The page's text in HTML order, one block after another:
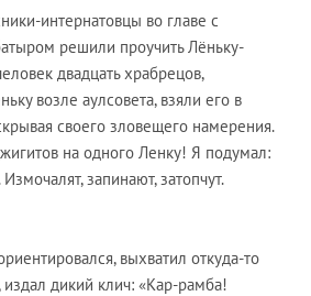
интернатовцы во главе с
решили проучить Лёньку-
двадцать храбрецов,
возле аулсовета, взяли его в
своего зловещего намерения.
на одного Ленку! Я подумал:
запинают, затопчут.
выхватил откуда-то
издал дикий клич: «Кар-рамба!